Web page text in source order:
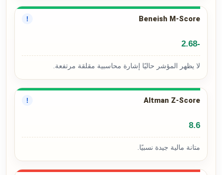
Beneish M-Score
!
-2.68
لا يظهر المؤشر حاليًا إشارة محاسبية مقلقة مرتفعة.
Altman Z-Score
!
8.6
متانة مالية جيدة نسبيًا.